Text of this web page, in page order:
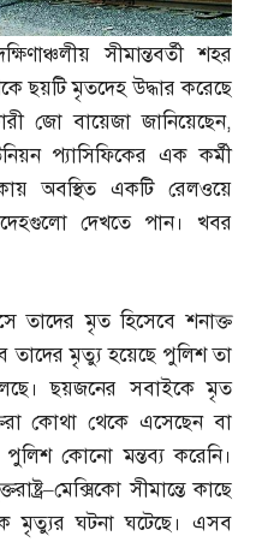
সীমান্তবর্তী শহর
ছয়টি মৃতদেহ উদ্ধার করেছে
জো বায়েজা জানিয়েছেন,
প্যাসিফিকের এক কর্মী
অবস্থিত একটি রেলওয়ে
দেখতে পান। খবর
তাদের মৃত হিসেবে শনাক্ত
তাদের মৃত্যু হয়েছে পুলিশ তা
ছয়জনের সবাইকে মৃত
কোথা থেকে এসেছেন বা
কোনো মন্তব্য করেনি।
–মেক্সিকো সীমান্তে কাছে
মৃত্যুর ঘটনা ঘটেছে। এসব